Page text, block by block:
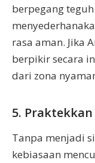
berpegang
rasa aman. Jika
berpikir secara
dari zona
5.
Tanpa menjadi
kebiasaan